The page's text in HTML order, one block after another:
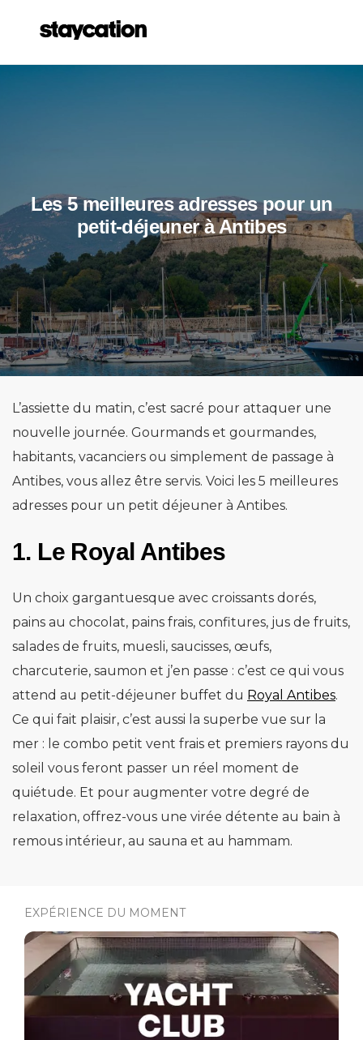
Les 5 meilleures adresses pour un
petit-déjeuner à Antibes
L’assiette du matin, c’est sacré pour attaquer une
nouvelle journée. Gourmands et gourmandes,
habitants, vacanciers ou simplement de passage à
Antibes, vous allez être servis. Voici les 5 meilleures
adresses pour un petit déjeuner à Antibes.
1. Le Royal Antibes
Un choix gargantuesque avec croissants dorés,
pains au chocolat, pains frais, confitures, jus de fruits,
salades de fruits, muesli, saucisses, œufs,
charcuterie, saumon et j’en passe : c’est ce qui vous
attend au petit-déjeuner buffet du Royal Antibes.
Ce qui fait plaisir, c’est aussi la superbe vue sur la
mer : le combo petit vent frais et premiers rayons du
soleil vous feront passer un réel moment de
quiétude. Et pour augmenter votre degré de
relaxation, offrez-vous une virée détente au bain à
remous intérieur, au sauna et au hammam.
EXPÉRIENCE DU MOMENT